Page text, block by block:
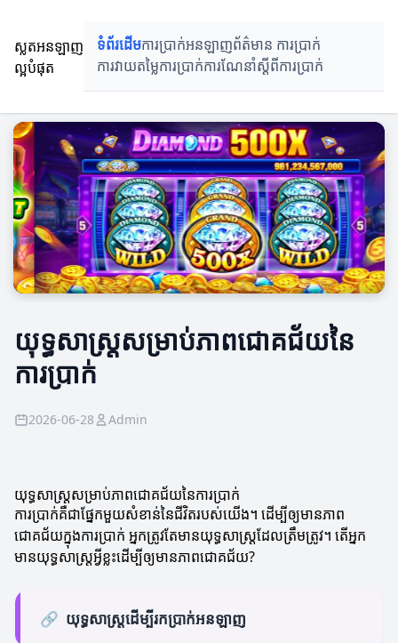
ស្លតអនឡាញ
ល្អបំផុត
ទំព័រដើមការប្រាក់អនឡាញព័ត៌មាន ការប្រាក់
ការវាយតម្លៃការប្រាក់ការណែនាំស្តីពីការប្រាក់
យុទ្ធសាស្ត្រសម្រាប់ភាពជោគជ័យនៃ
ការប្រាក់
2026-06-28 Admin
យុទ្ធសាស្ត្រសម្រាប់ភាពជោគជ័យនៃការប្រាក់
ការប្រាក់គឺជាផ្នែកមួយសំខាន់នៃជីវិតរបស់យើង។ ដើម្បីឲ្យមានភាព
ជោគជ័យក្នុងការប្រាក់ អ្នកត្រូវតែមានយុទ្ធសាស្ត្រដែលត្រឹមត្រូវ។ តើអ្នក
មានយុទ្ធសាស្ត្រអ្វីខ្លះដើម្បីឲ្យមានភាពជោគជ័យ?
🔗 យុទ្ធសាស្ត្រដើម្បីរកប្រាក់អនឡាញ